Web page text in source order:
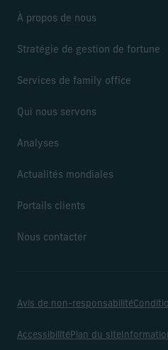
À propos de nous
Stratégie de gestion de fortune
Services de family office
Qui nous servons
Analyses
Actualités mondiales
Portails clients
Nous contacter
Avis de non-responsabilité
AccessibilitéPlan du site